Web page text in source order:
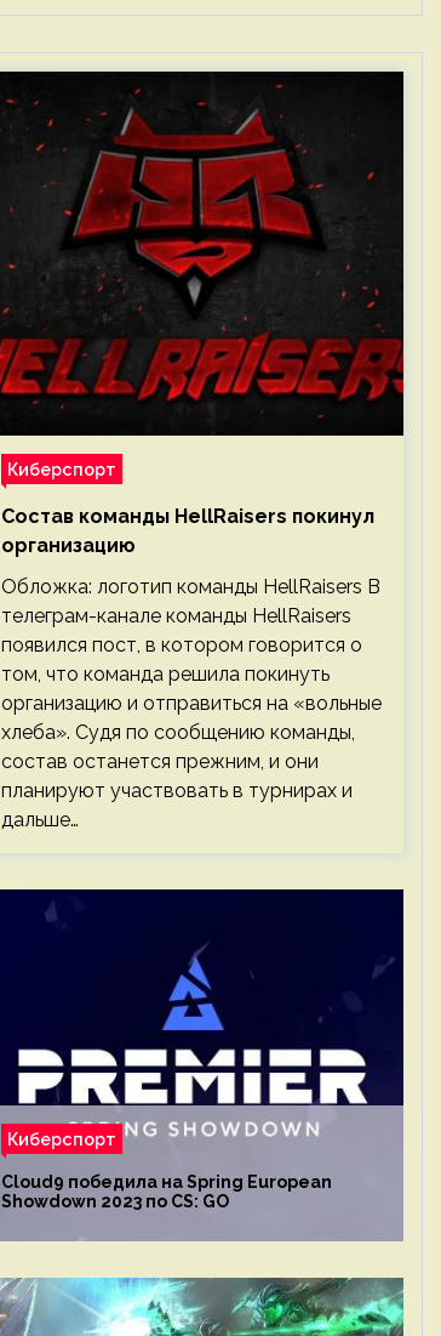
Киберспорт
Состав команды HellRaisers покинул
организацию
Обложка: логотип команды HellRaisers В
телеграм-канале команды HellRaisers
появился пост, в котором говорится о
том, что команда решила покинуть
организацию и отправиться на «вольные
хлеба». Судя по сообщению команды,
состав останется прежним, и они
планируют участвовать в турнирах и
дальше…
Киберспорт
Cloud9 победила на Spring European
Showdown 2023 по CS: GO